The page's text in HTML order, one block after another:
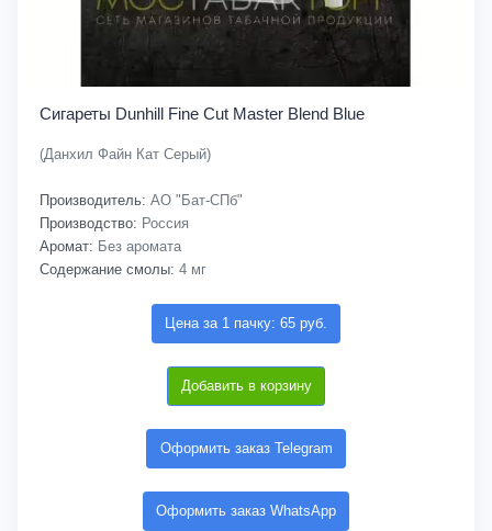
Сигареты Dunhill Fine Cut Master Blend Blue
(Данхил Файн Кат Серый)
Производитель: АО "Бат-СПб"
Производство: Россия
Аромат: Без аромата
Содержание смолы: 4 мг
Цена за 1 пачку: 65 руб.
Добавить в корзину
Оформить заказ Telegram
Оформить заказ WhatsApp